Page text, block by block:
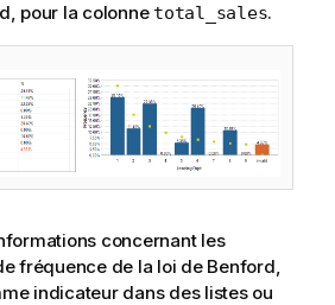
pour la colonne total_sales.
concernant les
fréquence de la loi de Benford,
indicateur dans des listes ou